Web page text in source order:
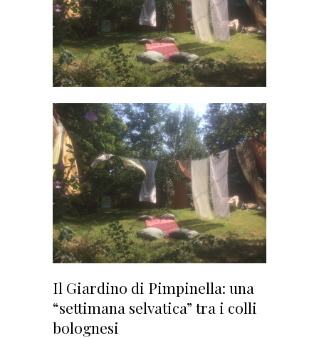
Il Giardino di Pimpinella: una
“settimana selvatica” tra i colli
bolognesi